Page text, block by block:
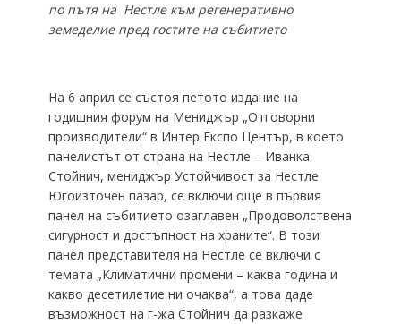
по пътя на Нестле към регенеративно
земеделие пред гостите на събитието
На 6 април се състоя петото издание на
годишния форум на Мениджър „Отговорни
производители“ в Интер Експо Център, в което
панелистът от страна на Нестле – Иванка
Стойнич, мениджър Устойчивост за Нестле
Югоизточен пазар, се включи още в първия
панел на събитието озаглавен „Продоволствена
сигурност и достъпност на храните“. В този
панел представителя на Нестле се включи с
темата „Климатични промени – каква година и
какво десетилетие ни очаква“, а това даде
възможност на г-жа Стойнич да разкаже